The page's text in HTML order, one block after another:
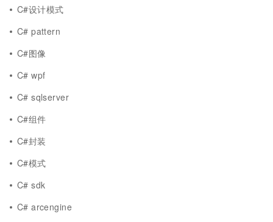
C#设计模式
C# pattern
C#图像
C# wpf
C# sqlserver
C#组件
C#封装
C#模式
C# sdk
C# arcengine